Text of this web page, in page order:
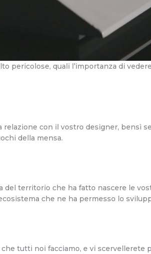
pericolose, quali l’importanza di
con il vostro designer, bensì
della mensa.
del territorio che ha fatto nascere le
che ne ha permesso lo
tutti noi facciamo, e vi scervellerete